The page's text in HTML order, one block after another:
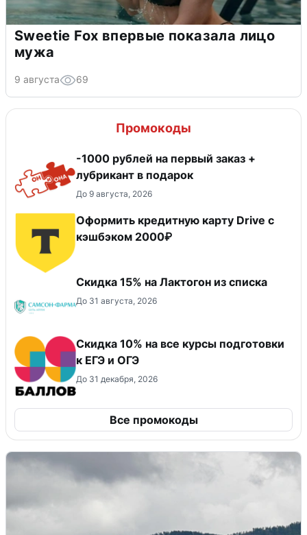
Sweetie Fox впервые показала лицо
мужа
9 августа 69
Промокоды
-1000 рублей на первый заказ +
лубрикант в подарок
До 9 августа, 2026
Оформить кредитную карту Drive с
кэшбэком 2000₽
Скидка 15% на Лактогон из списка
До 31 августа, 2026
Cкидка 10% на все курсы подготовки
к ЕГЭ и ОГЭ
До 31 декабря, 2026
Все промокоды